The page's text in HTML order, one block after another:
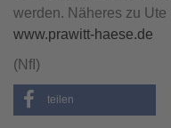
werden. Näheres zu
www.prawitt-haese.de
(NfI)
teilen